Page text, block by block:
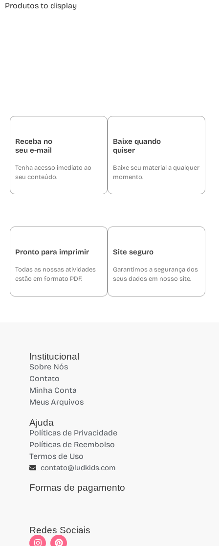
Produtos to display
Receba no
seu e-mail
Tenha acesso imediato ao
seu conteúdo.
Baixe quando
quiser
Baixe seu material a qualquer
momento.
Pronto para imprimir
Todas as nossas atividades
estão em formato PDF.
Site seguro
Garantimos a segurança dos
seus dados em nosso site.
Institucional
Sobre Nós
Contato
Minha Conta
Meus Arquivos
Ajuda
Políticas de Privacidade
Políticas de Reembolso
Termos de Uso
contato@ludkids.com
Formas de pagamento
Redes Sociais